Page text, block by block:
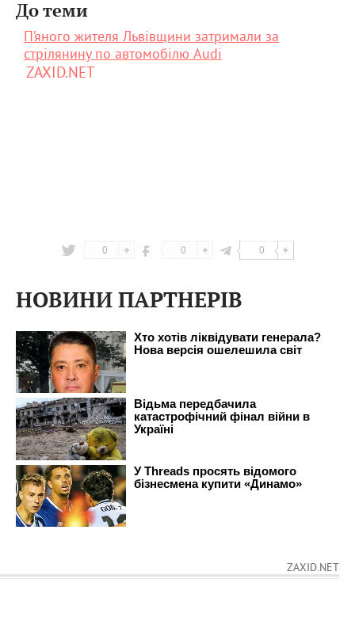
До теми
П’яного жителя Львівщини затримали за
стрілянину по автомобілю Audi
ZAXID.NET
0 0 0
НОВИНИ ПАРТНЕРІВ
ZAXID.NET